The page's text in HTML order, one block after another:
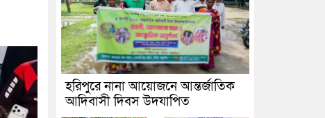
হরিপুরে নানা আয়োজনে আন্তর্জাতিক
আদিবাসী দিবস উদযাপিত